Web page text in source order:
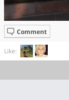
Comment
Like: